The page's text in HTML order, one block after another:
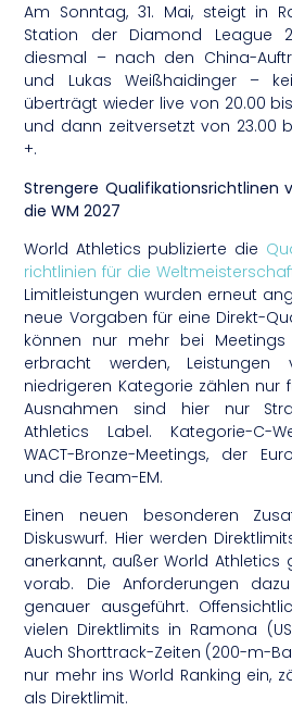
Am Sonntag, 31. Mai, steigt in
Station der Diamond League
diesmal – nach den China-
und Lukas Weißhaidinger –
überträgt wieder live von 20.00 bis
und dann zeitversetzt von 23.00
+.
Strengere Qualifikationsrichtlinen
die WM 2027
World Athletics publizierte die
richtlinien für die
Limitleistungen wurden erneut
neue Vorgaben für eine Direkt-
können nur mehr bei
erbracht werden, Leistungen
niedrigeren Kategorie zählen nur
Ausnahmen sind hier nur
Athletics Label. Kategorie-C-
WACT-Bronze-Meetings, der
und die Team-EM.
Einen neuen besonderen
Diskuswurf. Hier werden
anerkannt, außer World Athletics
vorab. Die Anforderungen
genauer ausgeführt.
vielen Direktlimits in Ramona
Auch Shorttrack-Zeiten (200-m-
nur mehr ins World Ranking ein,
als Direktlimit.